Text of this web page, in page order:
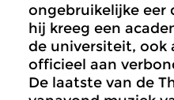
ongebruikelijke eer
hij kreeg een
de universiteit, ook
officieel aan
De laatste van de